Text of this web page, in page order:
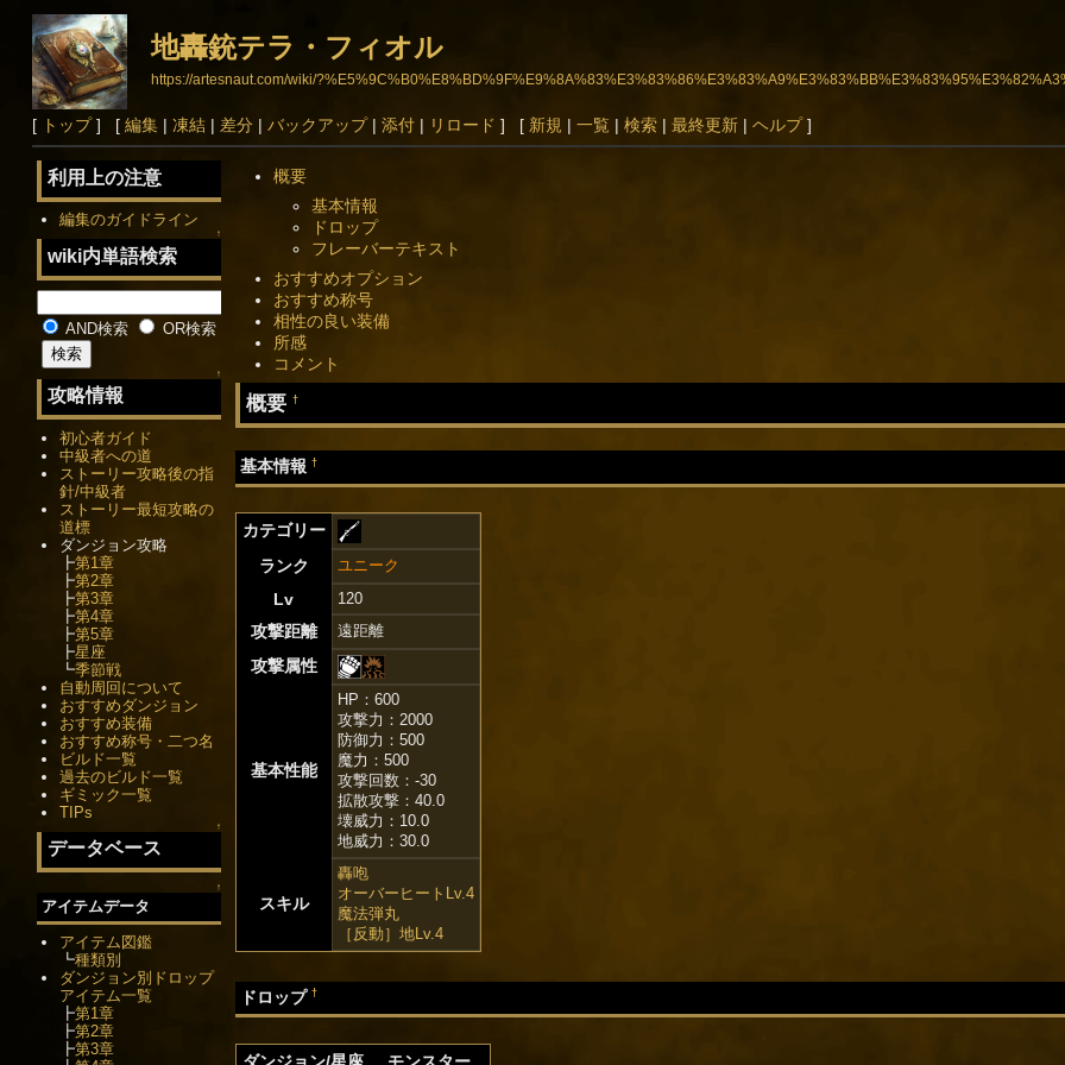
地轟銃テラ・フィオル
https://artesnaut.com/wiki/
[ トップ] [ 編集| 凍結| 差分| バックアップ| 添付| リロード ] [ 新規 | 一覧| 検索| 最終更新| ヘルプ]
概要
基本情報
ドロップ
フレーバーテキスト
おすすめオプション
おすすめ称号
相性の良い装備
所感
コメント
概要 †
基本情報 †
カテゴリー
ランク
ユニーク
Lv 120
攻撃距離 遠距離
攻撃属性
基本性能
HP：600
攻撃力：2000
防御力：500
魔力：500
攻撃回数：-30
拡散攻撃：40.0
壊威力：10.0
地威力：30.0
スキル
轟咆
オーバーヒートLv.4
魔法弾丸
［反動］地Lv.4
ドロップ †
利用上の注意
編集のガイドライン
↑
wiki内単語検索
AND検索 OR検索
↑
攻略情報
初心者ガイド
中級者への道
ストーリー攻略後の指
針/中級者
ストーリー最短攻略の
道標
ダンジョン攻略
┣第1章
┣第2章
┣第3章
┣第4章
┣第5章
┣星座
┗季節戦
自動周回について
おすすめダンジョン
おすすめ装備
おすすめ称号・二つ名
ビルド一覧
過去のビルド一覧
ギミック一覧
TIPs
↑
データベース
↑
アイテムデータ
アイテム図鑑
┗種類別
ダンジョン別ドロップ
アイテム一覧
┣第1章
┣第2章
┣第3章